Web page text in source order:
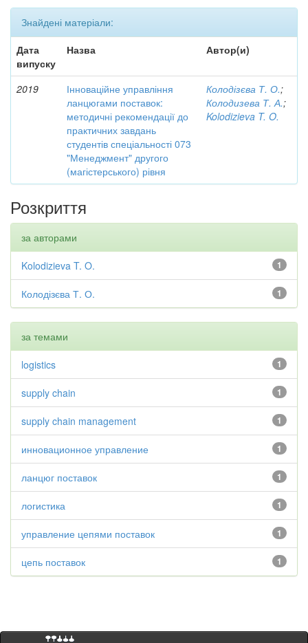
Знайдені матеріали:
Дата
випуску
Назва Автор(и)
2019
Інноваційне управління
ланцюгами поставок:
методичні рекомендації до
практичних завдань
студентів спеціальності 073
"Менеджмент" другого
(магістерського) рівня
Колодізєва Т. О.;
Колодизева Т. А.;
Kolodizieva T. O.
Розкриття
за авторами
1
Kolodizieva T. O.
1
Колодізєва Т. О.
за темами
1
logistics
1
supply chain
1
supply chain management
1
инновационное управление
1
ланцюг поставок
1
логистика
1
управление цепями поставок
1
цепь поставок